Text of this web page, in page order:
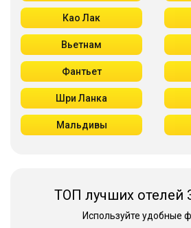
Као Лак
Вьетнам
Фантьет
Шри Ланка
Мальдивы
ТОП лучших отелей
Используйте удобные